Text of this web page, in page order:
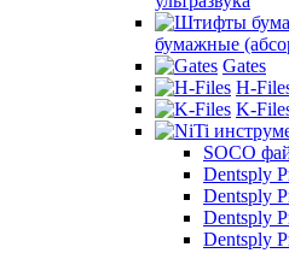
бумажные
Gates
H-
K-
SOCO
Dentsply
Dentsply
Dentsply
Dentsply